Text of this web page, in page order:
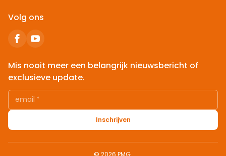
Volg ons
Mis nooit meer een belangrijk nieuwsbericht of
exclusieve update.
email *
Inschrijven
© 2026 PMG.